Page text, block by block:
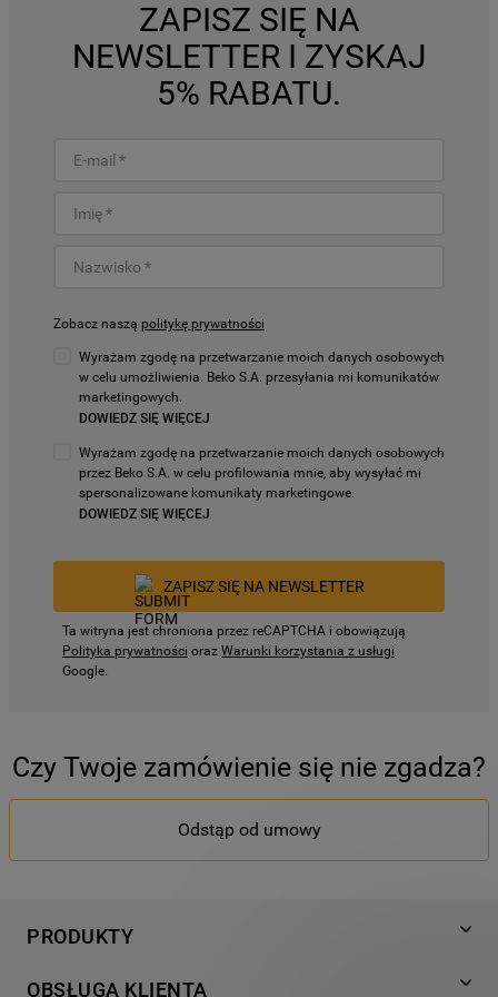
ZAPISZ SIĘ NA
NEWSLETTER I ZYSKAJ
5% RABATU.
Zobacz naszą politykę prywatności
Wyrażam zgodę na przetwarzanie moich danych osobowych
w celu umożliwienia. Beko S.A. przesyłania mi komunikatów
marketingowych.
DOWIEDZ SIĘ WIĘCEJ
Wyrażam zgodę na przetwarzanie moich danych osobowych
przez Beko S.A. w celu profilowania mnie, aby wysyłać mi
spersonalizowane komunikaty marketingowe.
DOWIEDZ SIĘ WIĘCEJ
ZAPISZ SIĘ NA NEWSLETTER
Ta witryna jest chroniona przez reCAPTCHA i obowiązują
Polityka prywatności oraz Warunki korzystania z usługi
Google.
Czy Twoje zamówienie się nie zgadza?
Odstąp od umowy
PRODUKTY
OBSŁUGA KLIENTA